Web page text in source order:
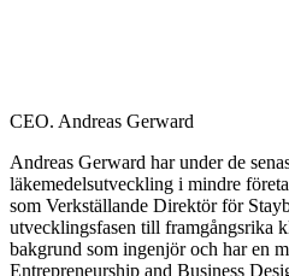
CEO. Andreas Gerward
Andreas Gerward har under de
läkemedelsutveckling i mindre
som Verkställande Direktör för
utvecklingsfasen till framgångsrika
bakgrund som ingenjör och har en
Entrepreneurship and Business